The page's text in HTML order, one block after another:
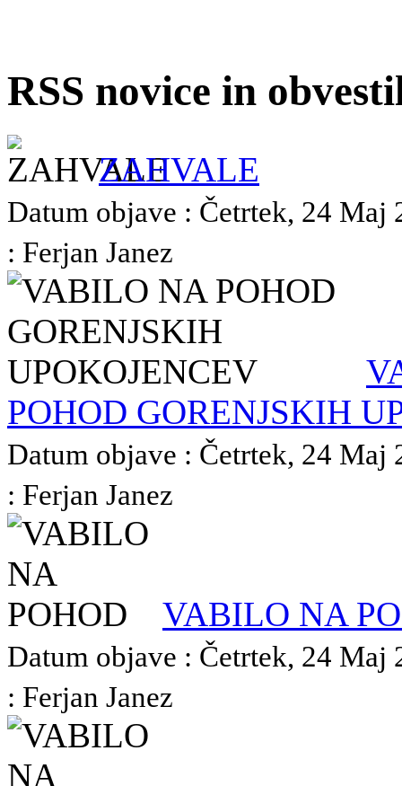
RSS novice in
ZAHVALE
Datum objave : Četrtek, 24 Maj
: Ferjan Janez
POHOD GORENJSKIH
Datum objave : Četrtek, 24 Maj
: Ferjan Janez
VABILO NA
Datum objave : Četrtek, 24 Maj
: Ferjan Janez